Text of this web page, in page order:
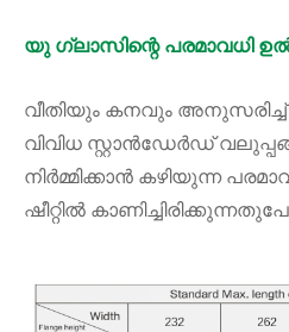
യു ഗ്ലാസിന്റെ പരമാവധി
വീതിയും കനവും
വിവിധ സ്റ്റാൻഡേർഡ്
നിർമ്മിക്കാൻ കഴിയുന്ന
ഷീറ്റിൽ